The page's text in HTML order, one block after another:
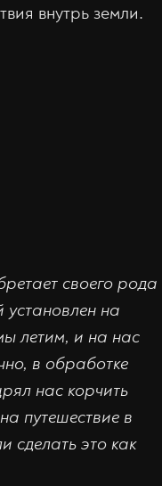
внутрь земли.
своего рода
на
летим, и на нас
в обработке
нас корчить
путешествие в
сделать это как